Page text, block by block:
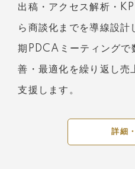
出稿・アクセス解析・
ら商談化までを導線設計
期PDCAミーティングで
善・最適化を繰り返し売
支援します。
詳細